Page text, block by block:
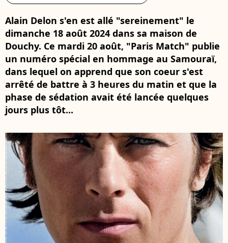
Alain Delon s'en est allé "sereinement" le
dimanche 18 août 2024 dans sa maison de
Douchy. Ce mardi 20 août, "Paris Match" publie
un numéro spécial en hommage au Samouraï,
dans lequel on apprend que son coeur s'est
arrêté de battre à 3 heures du matin et que la
phase de sédation avait été lancée quelques
jours plus tôt...